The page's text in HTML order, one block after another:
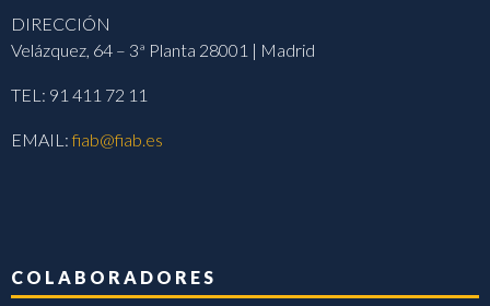
DIRECCIÓN
Velázquez, 64 – 3ª Planta 28001 | Madrid
TEL: 91 411 72 11
EMAIL:fiab@fiab.es
COLABORADORES